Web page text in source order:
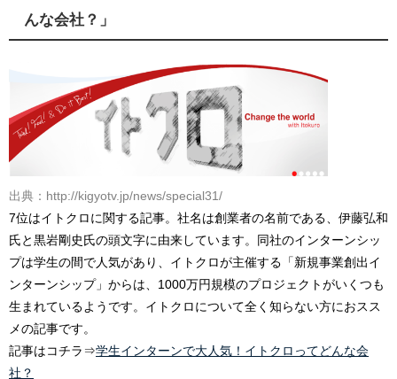
んな会社？」
出典：http://kigyotv.jp/news/special31/
7位はイトクロに関する記事。社名は創業者の名前である、伊藤弘和
氏と黒岩剛史氏の頭文字に由来しています。同社のインターンシッ
プは学生の間で人気があり、イトクロが主催する「新規事業創出イ
ンターンシップ」からは、1000万円規模のプロジェクトがいくつも
生まれているようです。イトクロについて全く知らない方におスス
メの記事です。
記事はコチラ⇒学生インターンで大人気！イトクロってどんな会
社？